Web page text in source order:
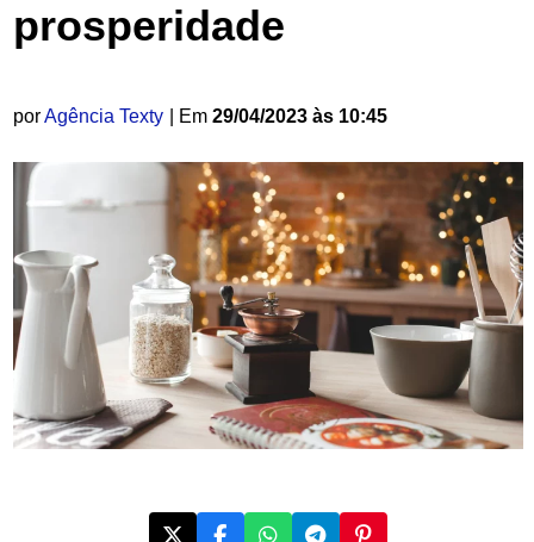
prosperidade
porAgência Texty | Em 29/04/2023 às 10:45